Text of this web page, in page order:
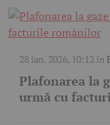
28 ian. 2026, 10:12 în
Plafonarea la
urmă cu